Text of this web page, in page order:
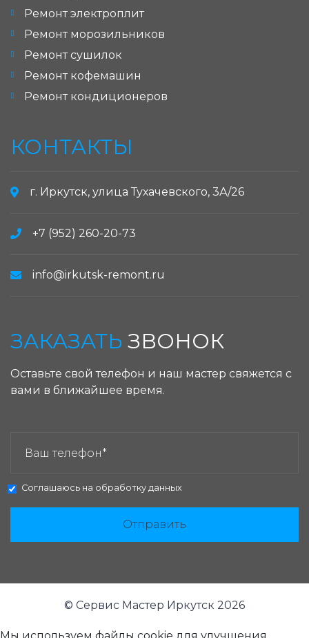
Ремонт электроплит
Ремонт морозильников
Ремонт сушилок
Ремонт кофемашин
Ремонт кондиционеров
КОНТАКТЫ
г. Иркутск, улица Тухачевского, 3А/26
+7 (952) 260-20-73
info@irkutsk-remont.ru
ЗАКАЗАТЬ ЗВОНОК
Оставьте свой телефон и наш мастер свяжется с
вами в ближайшее время.
Соглашаюсь на обработку данных
Отправить
© Сервис Мастер Иркутск 2026
Мы используем файлы cookie для улучшения